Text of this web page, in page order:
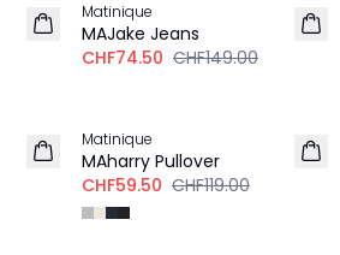
Matinique
MAJake Jeans
CHF74.50 CHF149.00
Matinique
MAharry Pullover
CHF59.50 CHF119.00
-50%